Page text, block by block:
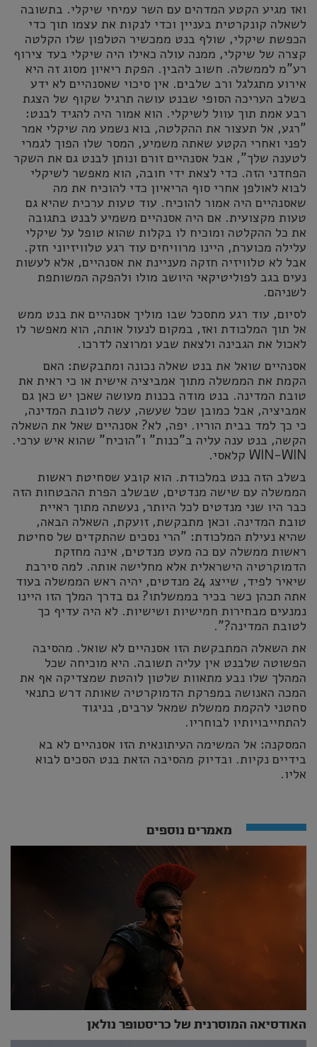
ואז מגיע הקטע המדהים עם השר עמיחי שיקלי. בתשובה
לשאלה קונקרטית בעניין וכדי לנקות את עצמו תוך כדי
הכפשת שיקלי, שולף בנט ממכשיר הטלפון שלו הקלטה
קצרה של שיקלי, ממנה עולה כאילו היה שיקלי בעד צירוף
רע"מ לממשלה. חשוב להבין. הפקת ריאיון מסוג זה היא
אירוע מתגלגל ורב שלבים. אין סיכוי שאסנהיים לא ידע
בשלב העריכה הסופי שבנט עושה תרגיל שקוף של הצגת
רבע אמת תוך עוול לשיקלי. הוא אמור היה להגיד לבנט:
"רגע, אל תעצור את ההקלטה, בוא נשמע מה שיקלי אמר
לפני ואחרי הקטע שאתה משמיע, המסר שלו הפוך לגמרי
לטענה שלך", אבל אסנהיים זורם ונותן לבנט גם את השקר
הפחדני הזה. כדי לצאת ידי חובה, הוא מאפשר לשיקלי
לבוא לאולפן אחרי סוף הריאיון כדי להוכיח את מה
שאסנהיים היה אמור להוכיח. עוד טעות ערכית שהיא גם
טעות מקצועית. אם היה אסנהיים משמיע לבנט בתגובה
את כל ההקלטה ומוכיח לו בקלות שהוא טופל על שיקלי
עלילה מכוערת, היינו מרוויחים עוד רגע טלוויזיוני חזק.
אבל לא טלוויזיה חזקה מעניינת את אסנהיים, אלא לעשות
נעים בגב לפוליטיקאי היושב מולו ולהפקה המשותפת
לשניהם.
לסיום, עוד רגע מתסכל שבו מוליך אסנהיים את בנט ממש
אל תוך המלכודת ואז, במקום לנעול אותה, הוא מאפשר לו
לאכול את הגבינה ולצאת שבע ומרוצה לדרכו.
אסנהיים שואל את בנט שאלה נכונה ומתבקשת: האם
הקמת את הממשלה מתוך אמביציה אישית או כי ראית את
טובת המדינה. בנט מודה בכנות מעושה שאכן יש כאן גם
אמביציה, אבל כמובן שכל שעשה, עשה לטובת המדינה,
כי כך למד בבית הוריו. יפה, לא? אסנהיים שאל את השאלה
הקשה, בנט ענה עליה ב"כנות" ו"הוכיח" שהוא איש ערכי.
WIN-WIN קלאסי.
בשלב הזה בנט במלכודת. הוא קובע שסחיטת ראשות
הממשלה עם שישה מנדטים, שבשלב הפרת ההבטחות הזה
כבר היו שני מנדטים לכל היותר, נעשתה מתוך ראיית
טובת המדינה. וכאן מתבקשת, זועקת, השאלה הבאה,
שהיא נעילת המלכודת: "הרי נסכים שהתקדים של סחיטת
ראשות ממשלה עם כה מעט מנדטים, אינה מחזקת
הדמוקרטיה הישראלית אלא מחלישה אותה. למה סירבת
שיאיר לפיד, שייצג 24 מנדטים, יהיה ראש הממשלה בעוד
אתה תכהן כשר בכיר בממשלתו? גם בדרך המלך הזו היינו
נמנעים מבחירות חמישיות ושישיות. לא היה עדיף כך
לטובת המדינה?".
את השאלה המתבקשת הזו אסנהיים לא שואל. מהסיבה
הפשוטה שלבנט אין עליה תשובה. היא מוכיחה שכל
המהלך שלו נבע מתאוות שלטון לוהטת שמצדיקה אף את
המכה האנושה במפרקת הדמוקרטיה שאותה דרש כתנאי
סחטני להקמת ממשלת שמאל ערבים, בניגוד
להתחייבויותיו לבוחריו.
המסקנה: אל המשימה העיתונאית הזו אסנהיים לא בא
בידיים נקיות. ובדיוק מהסיבה הזאת בנט הסכים לבוא
אליו.
מאמרים נוספים
האודסיאה המוסרנית של כריסטופר נולאן